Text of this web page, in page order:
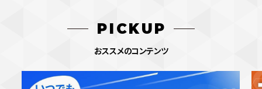
PICKUP
おススメのコンテンツ